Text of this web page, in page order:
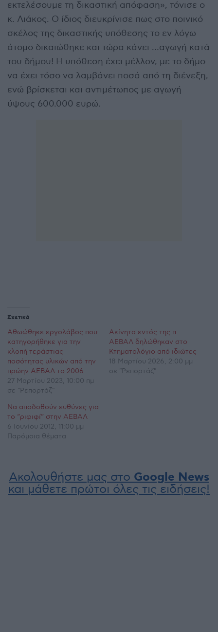
εκτελέσουμε τη δικαστική απόφαση», τόνισε ο
κ. Λιάκος. Ο ίδιος διευκρίνισε πως στο ποινικό
σκέλος της δικαστικής υπόθεσης το εν λόγω
άτομο δικαιώθηκε και τώρα κάνει …αγωγή κατά
του δήμου! Η υπόθεση έχει μέλλον, με το δήμο
να έχει τόσο να λαμβάνει ποσά από τη διένεξη,
ενώ βρίσκεται και αντιμέτωπος με αγωγή
ύψους 600.000 ευρώ.
Σχετικά
Αθωώθηκε εργολάβος που
κατηγορήθηκε για την
κλοπή τεράστιας
ποσότητας υλικών από την
πρώην ΑΕΒΑΛ το 2006
27 Μαρτίου 2023, 10:00 πμ
σε "Ρεπορτάζ"
Ακίνητα εντός της π.
ΑΕΒΑΛ δηλώθηκαν στο
Κτηματολόγιο από ιδιώτες
18 Μαρτίου 2026, 2:00 μμ
σε "Ρεπορτάζ"
Να αποδοθούν ευθύνες για
το “ριφιφί” στην ΑΕΒΑΛ
6 Ιουνίου 2012, 11:00 μμ
Παρόμοια θέματα
Ακολουθήστε μας στο Google News
και μάθετε πρώτοι όλες τις ειδήσεις!